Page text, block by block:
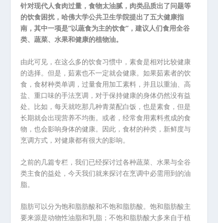
针对现代人食肉过量，食物太油腻，肉类品质出了问题等
的饮食困扰，哈佛大学公共卫生学院提出了五大健康指
南，其中一项是“以蔬食为主的饮食”，建议人们食用全谷
类、蔬菜、水果和健康的植物油。
由此可见，在这么多的饮食习惯中，素食是相对比较健康
的选择。但是，茹素也不一定就会健康。如果茹素者的饮
食，食材种类单调，过量食用加工素料，并且以重油、高
盐、重口味的手法烹调，对于保持健康的身体仍然没有益
处。比如，每天就吃那几种青菜配白饭，也是素食，但是
长期就会出现营养不均衡。或者，经常食用素料煮成的食
物，也会影响身体的健康。因此，食材的种类，新鲜度与
烹调方式，对健康都有很大的影响。
之前的几篇专栏，我们已经探讨过各种蔬菜、水果与全谷
类主食的益处，今天我们就来探讨在烹调中必需用到的油
脂。
脂肪可以分为饱和脂肪酸和不饱和脂肪酸。饱和脂肪酸主
要来源是动物性油脂和乳脂；不饱和脂肪酸大多来自于植